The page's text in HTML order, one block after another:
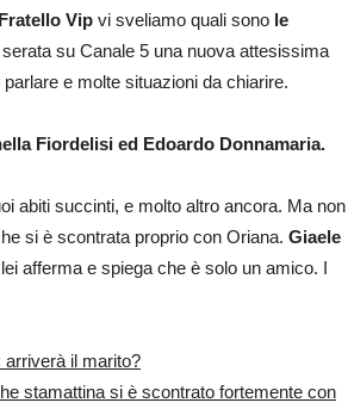
Vip vi sveliamo quali sono le
su Canale 5 una nuova attesissima
e molte situazioni da chiarire.
Fiordelisi ed Edoardo Donnamaria.
abiti succinti, e molto altro ancora. Ma non
si è scontrata proprio con Oriana. Giaele
afferma e spiega che è solo un amico. I
il marito?
stamattina si è scontrato fortemente con